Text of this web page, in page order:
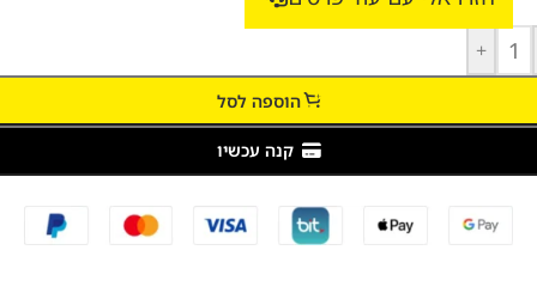
+
הוספה לסל
קנה עכשיו